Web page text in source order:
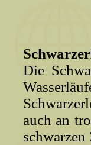
Die
auch an